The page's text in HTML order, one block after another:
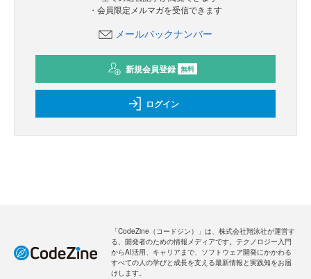
・会員限定メルマガを受信できます
メールバックナンバー
新規会員登録 無料
ログイン
「CodeZine（コードジン）」は、株式会社翔泳社が運営す
る、開発者のための情報メディアです。テクノロジー入門
からAI活用、キャリアまで、ソフトウェア開発にかかわる
すべての人の学びと成長を支える最新情報と実践知をお届
けします。